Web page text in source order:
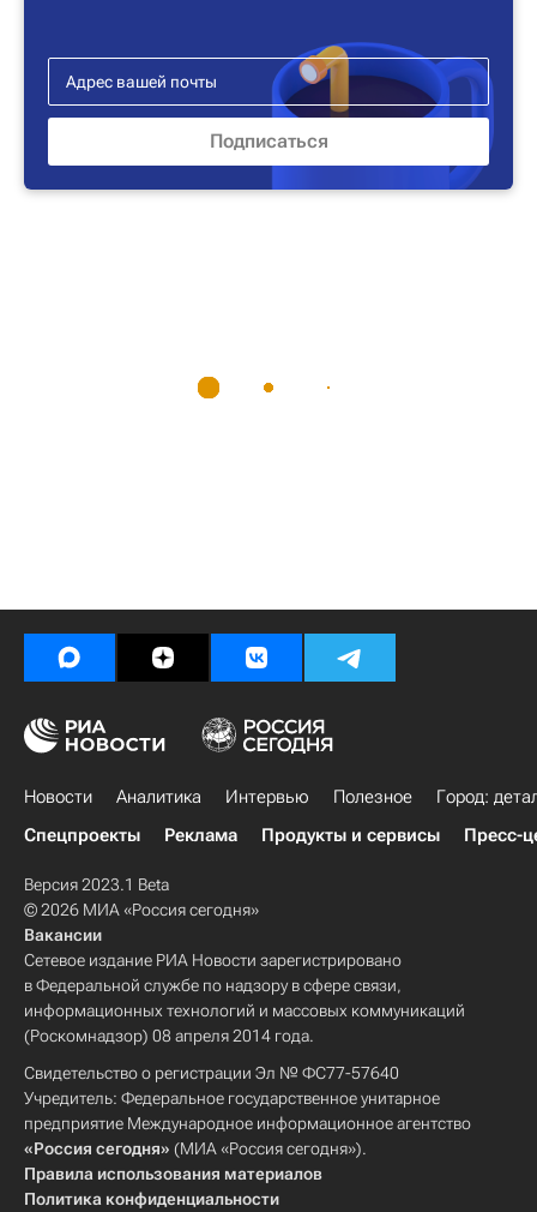
Новости Аналитика Интервью Полезное
Город:
Спецпроекты
Реклама Продукты и сервисы Пресс-
Версия 2023.1 Beta
© 2026 МИА «Россия сегодня»
Вакансии
Сетевое издание РИА Новости зарегистрировано
в Федеральной службе по надзору в сфере связи,
информационных технологий и массовых коммуникаций
(Роскомнадзор) 08 апреля 2014 года.
Свидетельство о регистрации Эл № ФС77-57640
Учредитель: Федеральное государственное унитарное
предприятие Международное информационное агентство
«Россия сегодня» (МИА «Россия сегодня»).
Правила использования материалов
Политика конфиденциальности